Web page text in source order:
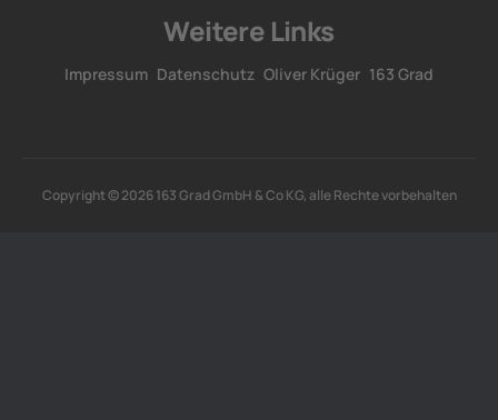
Weitere Links
Impressum Datenschutz Oliver Krüger 163 Grad
Copyright © 2026 163 Grad GmbH & Co KG, alle Rechte vorbehalten